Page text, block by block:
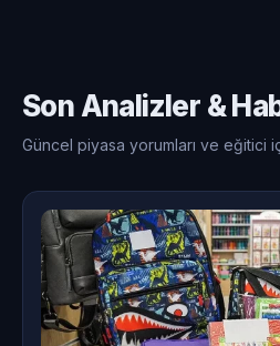
Son Analizler &
Güncel piyasa yorumları ve eğitici